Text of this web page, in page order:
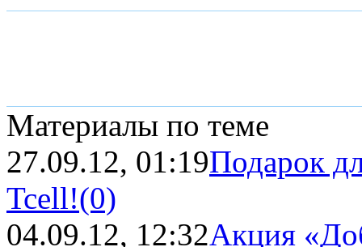
Материалы по теме
27.09.12, 01:19Подарок
Tcell!(0)
04.09.12, 12:32Акция